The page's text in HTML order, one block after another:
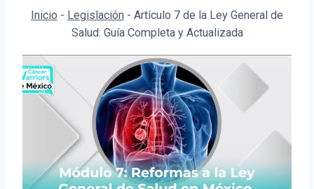
Inicio - Legislación - Artículo 7 de la Ley General de
Salud: Guía Completa y Actualizada